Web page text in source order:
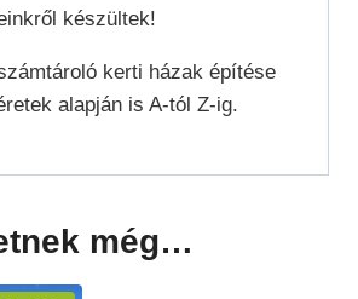
készültek!
kerti házak építése
alapján is A-tól Z-ig.
még…